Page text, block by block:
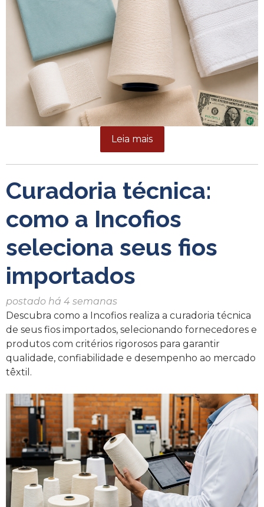
Leia mais
Curadoria técnica:
como a Incofios
seleciona seus fios
importados
postado há 4 semanas
Descubra como a Incofios realiza a curadoria técnica
de seus fios importados, selecionando fornecedores e
produtos com critérios rigorosos para garantir
qualidade, confiabilidade e desempenho ao mercado
têxtil.